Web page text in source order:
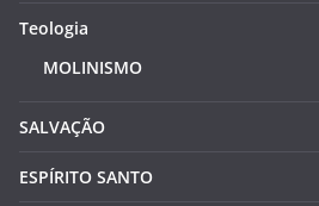
Teologia
MOLINISMO
SALVAÇÃO
ESPÍRITO SANTO